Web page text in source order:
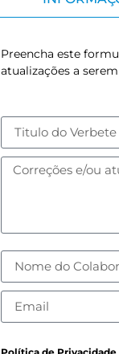
Preencha este
atualizações a